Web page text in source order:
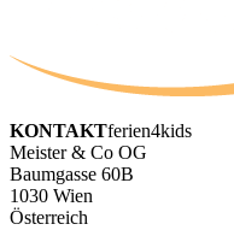
KONTAKTferien4kids
Meister & Co OG
Baumgasse 60B
1030 Wien
Österreich